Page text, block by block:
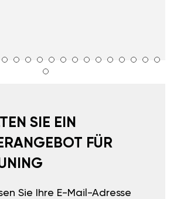
SIE EIN
FÜR
Sie Ihre E-Mail-Adresse